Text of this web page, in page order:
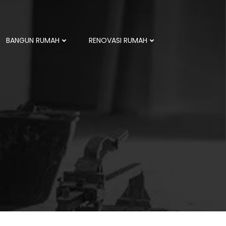
BANGUN RUMAH RENOVASI RUMAH